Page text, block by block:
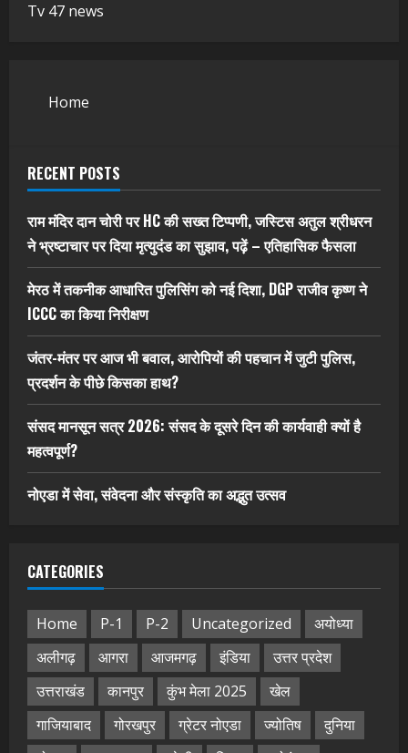
Tv 47 news
Home
RECENT POSTS
राम मंदिर दान चोरी पर HC की सख्त टिप्पणी, जस्टिस अतुल श्रीधरन
ने भ्रष्टाचार पर द‍िया मृत्युदंड का सुझाव, पढ़ें – एत‍िहास‍िक फैसला
मेरठ में तकनीक आधारित पुलिसिंग को नई दिशा, DGP राजीव कृष्ण ने
ICCC का किया निरीक्षण
जंतर-मंतर पर आज भी बवाल, आरोपियों की पहचान में जुटी पुलिस,
प्रदर्शन के पीछे किसका हाथ?
संसद मानसून सत्र 2026: संसद के दूसरे दिन की कार्यवाही क्यों है
महत्वपूर्ण?
नोएडा में सेवा, संवेदना और संस्कृति का अद्भुत उत्सव
CATEGORIES
Home P-1 P-2 Uncategorized
अयोध्या
अलीगढ़
आगरा आजमगढ़ इंडिया
उत्तर प्रदेश
उत्तराखंड
कानपुर कुंभ मेला 2025
खेल
गाजियाबाद
गोरखपुर ग्रेटर नोएडा ज्योतिष
दुनिया